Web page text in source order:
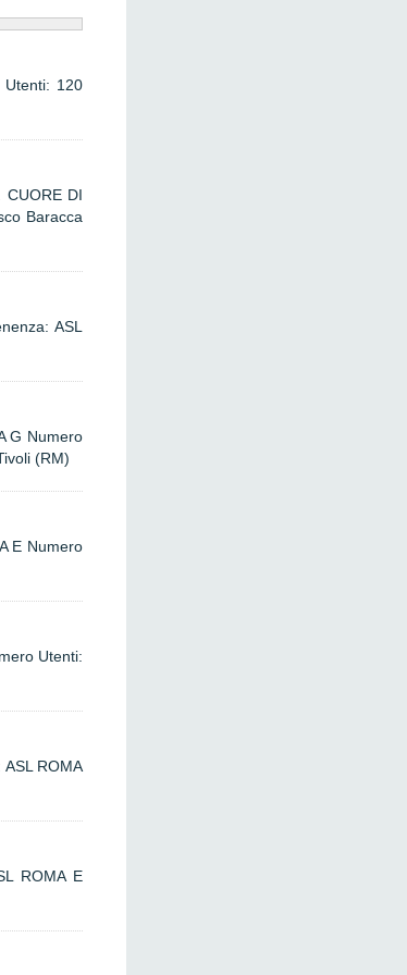
Utenti: 120
CUORE DI
Baracca
ASL
G Numero
(RM)
E Numero
Utenti:
ROMA
ROMA E